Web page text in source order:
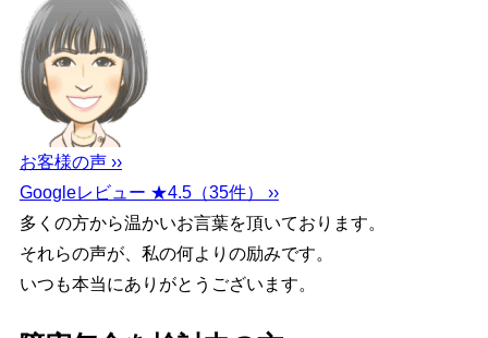
お客様の声 ››
Googleレビュー ★4.5（35件） ››
多くの方から温かいお言葉を頂いております。
それらの声が、私の何よりの励みです。
いつも本当にありがとうございます。